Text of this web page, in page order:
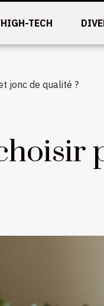
TECH
jonc de qualité ?